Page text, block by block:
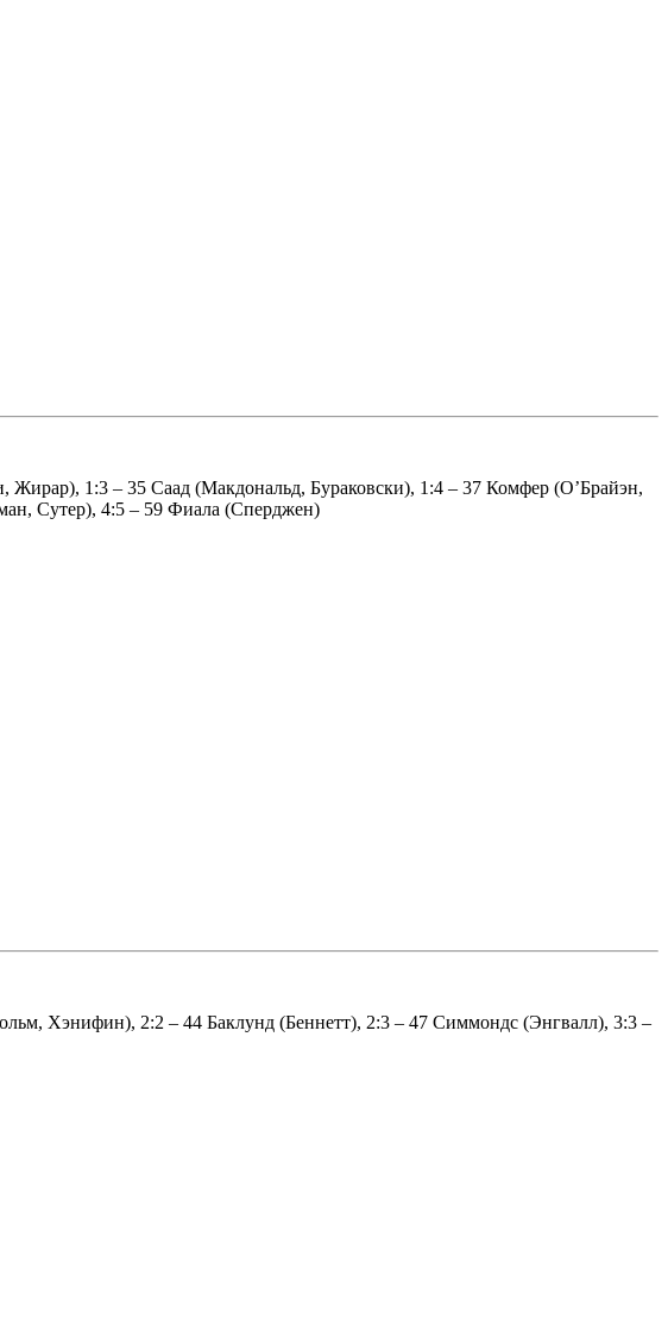
1:3 – 35 Саад (Макдональд, Бураковски), 1:4 – 37 Комфер (О’Брайэн,
Сутер), 4:5 – 59 Фиала (Сперджен)
Хэнифин), 2:2 – 44 Баклунд (Беннетт), 2:3 – 47 Симмондс (Энгвалл), 3:3 –